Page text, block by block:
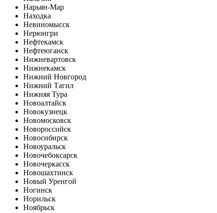
Нарьян-Мар
Находка
Невиномысск
Нерюнгри
Нефтекамск
Нефтеюганск
Нижневартовск
Нижнекамск
Нижний Новгород
Нижний Тагил
Нижняя Тура
Новоалтайск
Новокузнецк
Новомосковск
Новороссийск
Новосибирск
Новоуральск
Новочебоксарск
Новочеркасск
Новошахтинск
Новый Уренгой
Ногинск
Норильск
Ноябрьск